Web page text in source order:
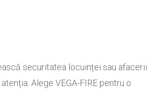
securitatea locuinței sau afacerii
Alege VEGA-FIRE pentru o